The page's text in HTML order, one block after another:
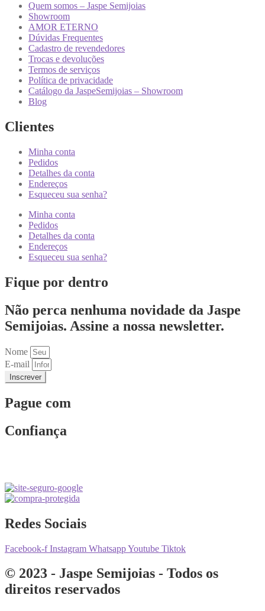
Quem somos – Jaspe Semijoias
Showroom
AMOR ETERNO
Dúvidas Frequentes
Cadastro de revendedores
Trocas e devoluções
Termos de serviços
Política de privacidade
Catálogo da JaspeSemijoias – Showroom
Blog
Clientes
Minha conta
Pedidos
Detalhes da conta
Endereços
Esqueceu sua senha?
Minha conta
Pedidos
Detalhes da conta
Endereços
Esqueceu sua senha?
Fique por dentro
Não perca nenhuma novidade da Jaspe
Semijoias. Assine a nossa newsletter.
Nome
E-mail
Inscrever
Pague com
Confiança
Redes Sociais
Facebook-f Instagram WhatsappYoutube Tiktok
© 2023 - Jaspe Semijoias - Todos os
direitos reservados